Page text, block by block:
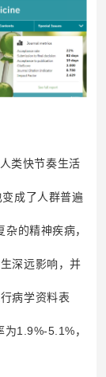
类快节奏生活
成了人群普遍
的精神疾病，
深远影响，并
病学资料表
1.9%-5.1%，